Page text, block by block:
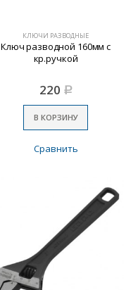
КЛЮЧИ РАЗВОДНЫЕ
Ключ разводной 160мм с
кр.ручкой
220 Р
В КОРЗИНУ
Сравнить